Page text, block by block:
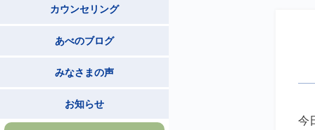
カウンセリング
あべのブログ
みなさまの声
お知らせ
今